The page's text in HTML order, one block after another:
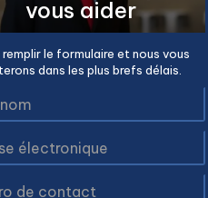
vous aider
remplir le formulaire et nous vous
dans les plus brefs délais.